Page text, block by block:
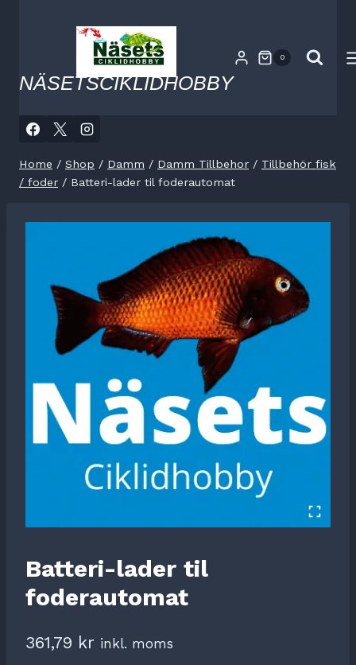
NÄSETSCIKLIDHOBBY
0
Home / Shop / Damm / Damm Tillbehor / Tillbehör fisk
/ foder / Batteri-lader til foderautomat
Batteri-lader til
foderautomat
361,79 kr inkl. moms